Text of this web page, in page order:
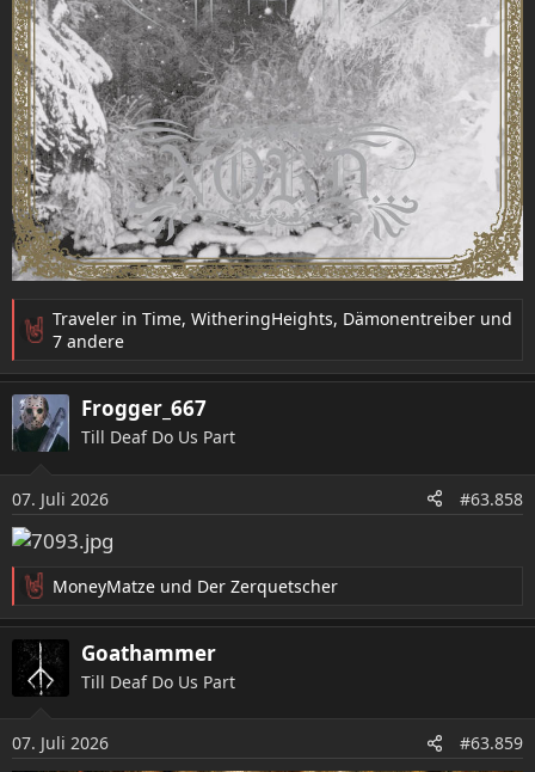
R
a
k
t
i
o
n
e
n
Traveler in Time, WitheringHeights, Dämonentreiber und
7 andere
Frogger_667
Till Deaf Do Us Part
07. Juli 2026 #63.858
R
e
a
t
n
MoneyMatze und Der Zerquetscher
Goathammer
Till Deaf Do Us Part
07. Juli 2026 #63.859